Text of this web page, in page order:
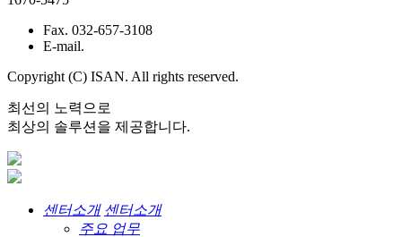
Fax. 032-657-3108
E-mail.
Copyright (C) ISAN. All rights reserved.
최선의 노력으로
최상의 솔루션을 제공합니다.
센터소개 센터소개
주요 업무